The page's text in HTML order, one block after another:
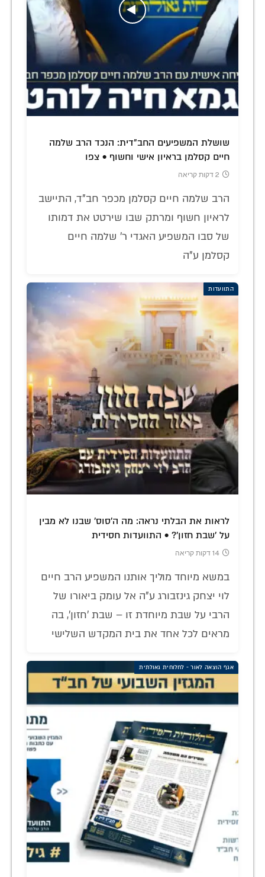
שושלת המשפיעים החב"דית: הנכד הרב שלמה
חיים קסלמן בראיון אישי וחשוף • צפו
2 דקות קריאה
הרב שלמה חיים קסלמן מכפר חב"ד, התיישב
לראיון חשוף ומרתק שבו שירטט את דמותו
של סבו המשפיע האגדי ר' שלמה חיים
קסלמן ע"ה
התוועדות
לראות את הבלתי נראה: מה ה'סוס' שבנו לא מבין
על 'שבת חזון'? • התוועדות חסידית
14 דקות קריאה
במשא מיוחד מוליך אותנו המשפיע הרב חיים
לוי יצחק גינזבורג ע"ה אל עומק ביאורו של
הרבי על שבת מיוחדת זו – שבת 'חזון', בה
מראים לכל אחד את בית המקדש השלישי
אגף הוצאה לאור - לחלוחית גאולתית